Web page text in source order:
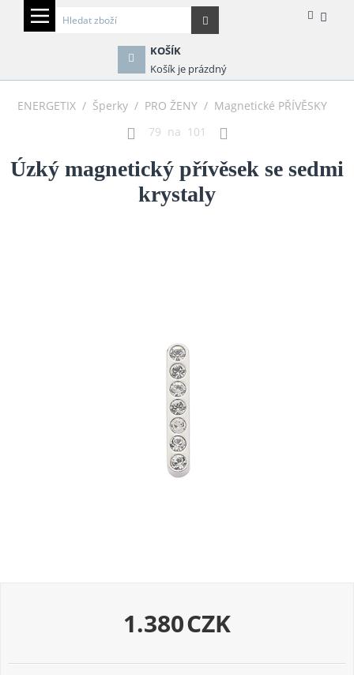
KOŠÍK
Košík je prázdný
ENERGETIX / Šperky / PRO ŽENY / Magnetické PŘÍVĚSKY
79 na 101
Úzký magnetický přívěsek se sedmi
krystaly
1.380CZK